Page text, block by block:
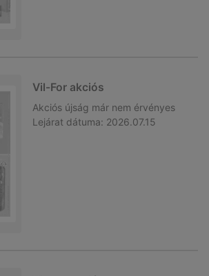
Vil-For akciós
Akciós újság már nem érvényes
Lejárat dátuma: 2026.07.15